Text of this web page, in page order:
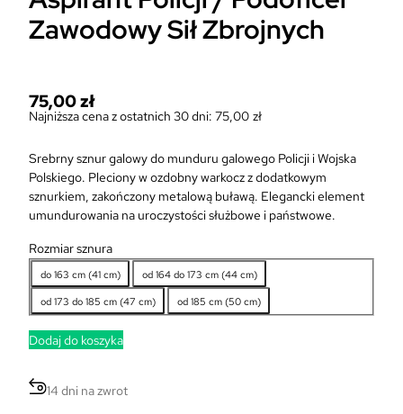
Zawodowy Sił Zbrojnych
75,00zł
Najniższa cena z ostatnich 30 dni: 75,00 zł
Srebrny sznur galowy do munduru galowego Policji i Wojska
Polskiego. Pleciony w ozdobny warkocz z dodatkowym
sznurkiem, zakończony metalową buławą. Elegancki element
umundurowania na uroczystości służbowe i państwowe.
Rozmiar sznura
do 163 cm (41 cm) od 164 do 173 cm (44 cm)
od 173 do 185 cm (47 cm) od 185 cm (50 cm)
Dodaj do koszyka
14 dni na zwrot